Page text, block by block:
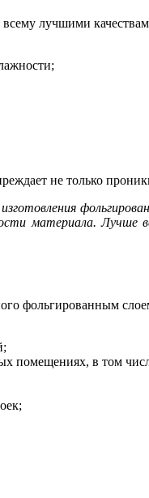
всему лучшими
не только
материала. Лучше
фольгированным
помещениях, в том